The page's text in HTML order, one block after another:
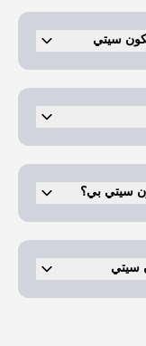
سيتي بي؟